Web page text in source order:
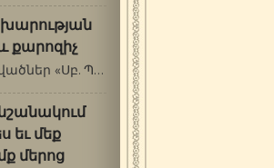
քարոզիչ
(հատվածներ «Սբ. Պաիսիոս Աթոսացու…
նշանակում
եւ մեք
մերոց